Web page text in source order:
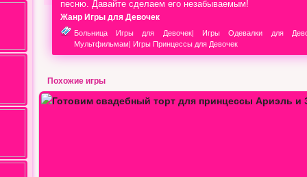
песню. Давайте сделаем его незабываемым!
Жанр Игры для Девочек
Больница Игры для Девочек| Игры Одевалки для
Мультфильмам| Игры Принцессы для Девочек
Похожие игры
Свадебный переполох принцессы…